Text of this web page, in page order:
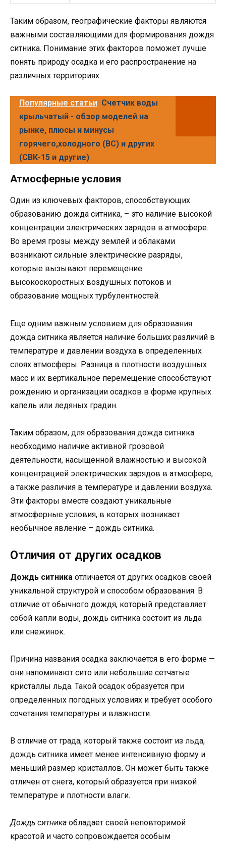
Таким образом, географические факторы являются
важными составляющими для формирования дождя
ситника. Понимание этих факторов поможет лучше
понять природу осадка и его распространение на
различных территориях.
Популярные статьи Счетчик воды
крыльчатый - обзор моделей на
рынке, плюсы и минусы
горячего,холодного (ВС) и других
(СВК-15 и другие)
Атмосферные условия
Один из ключевых факторов, способствующих
образованию дожда ситника, – это наличие высокой
концентрации электрических зарядов в атмосфере.
Во время грозы между землей и облаками
возникают сильные электрические разряды,
которые вызывают перемещение
высокоскоростных воздушных потоков и
образование мощных турбулентностей.
Еще одним важным условием для образования
дожда ситника является наличие больших различий в
температуре и давлении воздуха в определенных
слоях атмосферы. Разница в плотности воздушных
масс и их вертикальное перемещение способствуют
рождению и организации осадков в форме крупных
капель или ледяных градин.
Таким образом, для образования дожда ситника
необходимо наличие активной грозовой
деятельности, насыщенной влажностью и высокой
концентрацией электрических зарядов в атмосфере,
а также различия в температуре и давлении воздуха.
Эти факторы вместе создают уникальные
атмосферные условия, в которых возникает
необычное явление – дождь ситника.
Отличия от других осадков
Дождь ситника отличается от других осадков своей
уникальной структурой и способом образования. В
отличие от обычного дождя, который представляет
собой капли воды, дождь ситника состоит из льда
или снежинок.
Причина названия осадка заключается в его форме —
они напоминают сито или небольшие сетчатые
кристаллы льда. Такой осадок образуется при
определенных погодных условиях и требует особого
сочетания температуры и влажности.
В отличие от града, который также состоит из льда,
дождь ситника имеет менее интенсивную форму и
меньший размер кристаллов. Он может быть также
отличен от снега, который образуется при низкой
температуре и плотности влаги.
Дождь ситника обладает своей неповторимой
красотой и часто сопровождается особым